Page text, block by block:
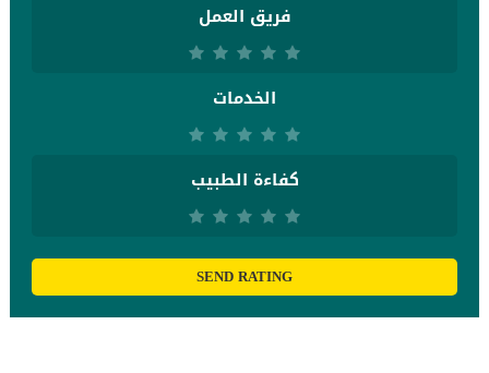
فريق العمل
الخدمات
كفاءة الطبيب
SEND RATING